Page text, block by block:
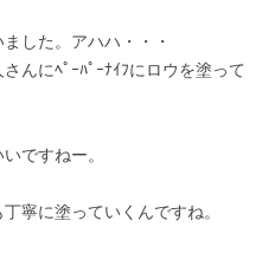
した。アハハ・・・
んにﾍﾟｰﾊﾟｰﾅｲﾌにロウを塗って
ですねー。
寧に塗っていくんですね。